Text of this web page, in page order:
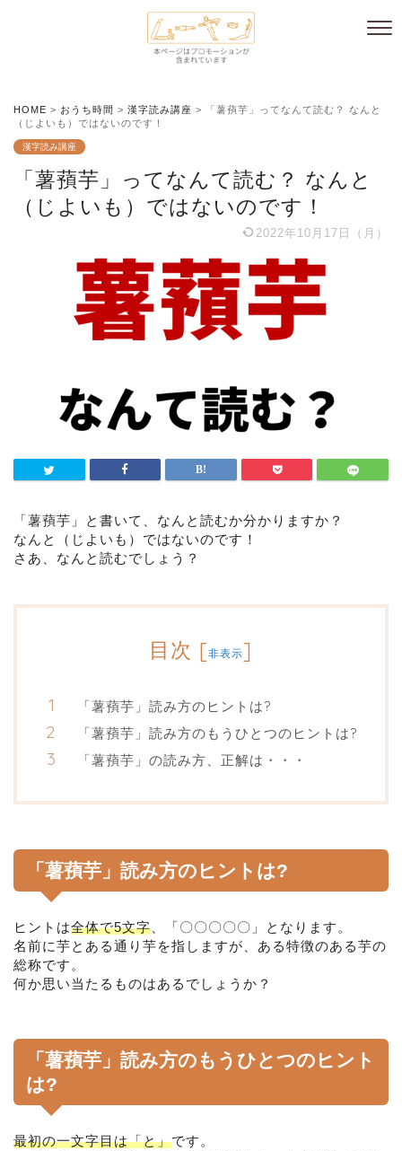
HOME > おうち時間 > 漢字読み講座 >
「薯蕷芋」ってなんて読む？ なんと
（じよいも）ではないのです！
漢字読み講座
「薯蕷芋」ってなんて読む？ なんと
（じよいも）ではないのです！
2022年10月17日（月）
「薯蕷芋」と書いて、なんと読むか分かりますか？
なんと（じよいも）ではないのです！
さあ、なんと読むでしょう？
目次 [非表示]
「薯蕷芋」読み方のヒントは?
「薯蕷芋」読み方のもうひとつのヒントは?
「薯蕷芋」の読み方、正解は・・・
「薯蕷芋」読み方のヒントは?
ヒントは全体で5文字、「〇〇〇〇〇」となります。
名前に芋とある通り芋を指しますが、ある特徴のある芋の
総称です。
何か思い当たるものはあるでしょうか？
「薯蕷芋」読み方のもうひとつのヒント
は?
最初の一文字目は「と」です。